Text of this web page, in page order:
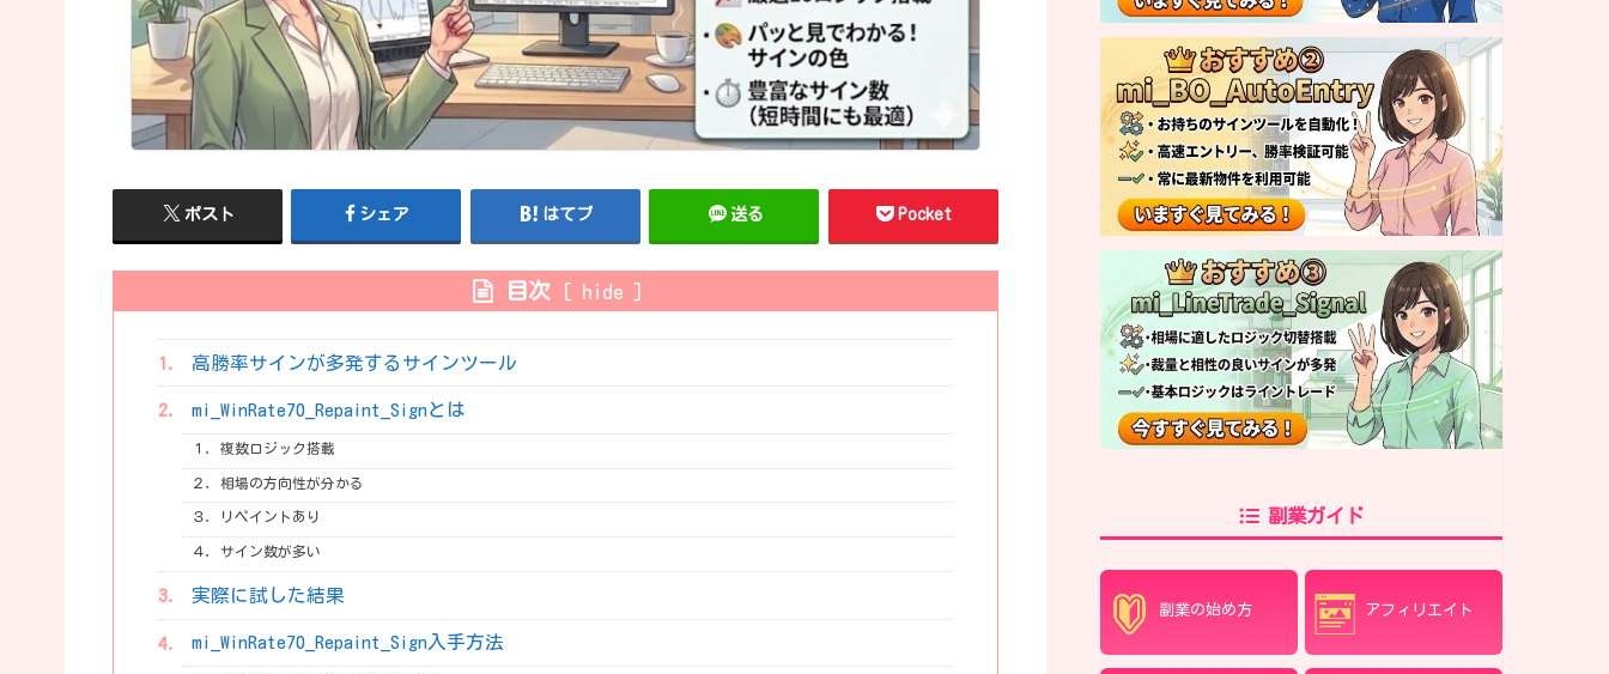
ポスト シェア はてブ 送る Pocket
目次 [ hide ]
高勝率サインが多発するサインツール
mi_WinRate70_Repaint_Signとは
１．複数ロジック搭載
２．相場の方向性が分かる
３．リペイントあり
４．サイン数が多い
実際に試した結果
mi_WinRate70_Repaint_Sign入手方法
副業ガイド
副業の始め方 アフィリエイト